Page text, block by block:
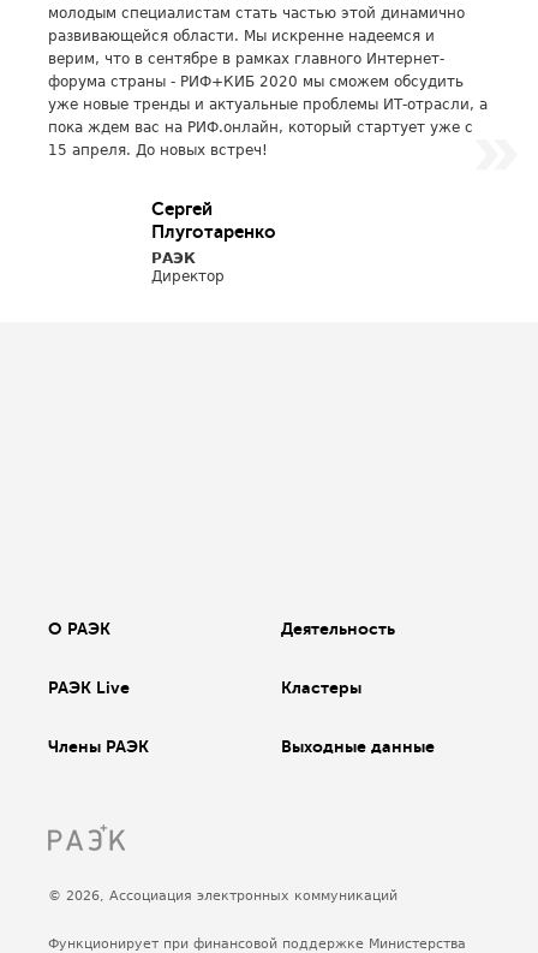
молодым специалистам стать частью этой динамично
развивающейся области. Мы искренне надеемся и
верим, что в сентябре в рамках главного Интернет-
форума страны - РИФ+КИБ 2020 мы сможем обсудить
уже новые тренды и актуальные проблемы ИТ-отрасли, а
пока ждем вас на РИФ.онлайн, который стартует уже с
15 апреля. До новых встреч!
Сергей
Плуготаренко
РАЭК
Директор
О РАЭК Деятельность
РАЭК Live Кластеры
Члены РАЭК Выходные данные
© 2026, Ассоциация электронных коммуникаций
Функционирует при финансовой поддержке Министерства